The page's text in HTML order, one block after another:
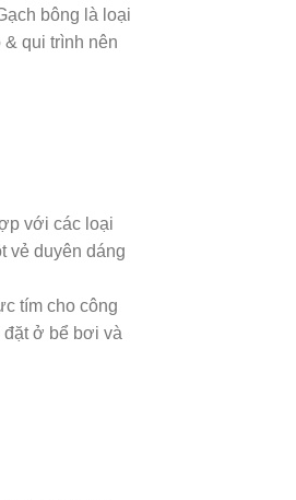
bông là loại
qui trình nên
với các loại
vẻ duyên dáng
tím cho công
đặt ở bể bơi và